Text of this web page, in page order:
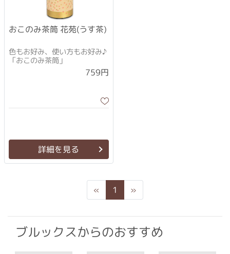
おこのみ茶筒 花苑(うす茶)
色もお好み、使い方もお好み♪
「おこのみ茶筒」
759円
詳細を見る
« Previous
1 »Next
ブルックスからのおすすめ